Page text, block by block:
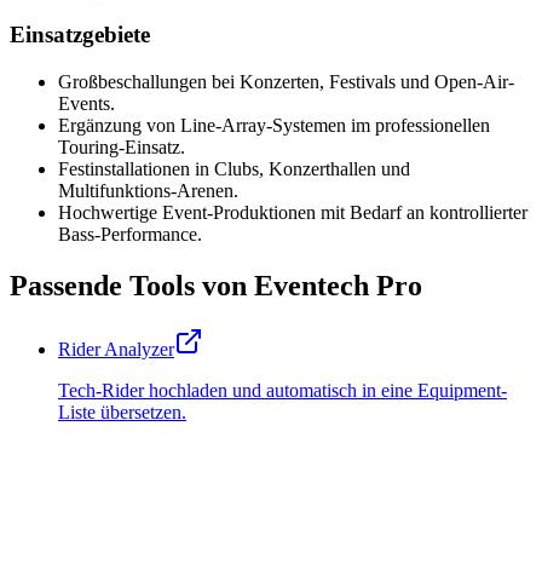
Einsatzgebiete
Großbeschallungen bei Konzerten, Festivals und Open-Air-
Events.
Ergänzung von Line-Array-Systemen im professionellen
Touring-Einsatz.
Festinstallationen in Clubs, Konzerthallen und
Multifunktions-Arenen.
Hochwertige Event-Produktionen mit Bedarf an kontrollierter
Bass-Performance.
Passende Tools von Eventech Pro
Rider Analyzer
Tech-Rider hochladen und automatisch in eine Equipment-
Liste übersetzen.